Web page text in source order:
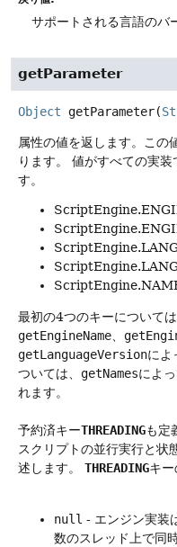
サポートされる言語のバ
getParameter
Object getParameter(
属性の値を返します。この
ります。
値がすべての実装
す。
最初の4つのキーについて
getEngineName、
getLanguageVersionによ
ついては、 getNamesによ
れます。
予約済キーTHREADINGも定
スクリプトの並行実行と状
述します。
THREADINGキー
null - エンジン実装
数のスレッド上で同